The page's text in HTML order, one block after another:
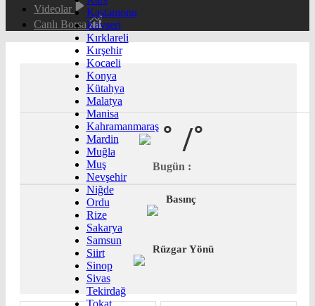
Videolar
Canlı Borsa
Kastamonu
Kayseri
Kırklareli
Kırşehir
Kocaeli
Konya
Kütahya
Malatya
Manisa
Kahramanmaraş
Mardin
Muğla
Muş
Nevşehir
Niğde
Ordu
Rize
Sakarya
Samsun
Siirt
Sinop
Sivas
Tekirdağ
Tokat
˚ /˚
Bugün :
Basınç
Rüzgar Yönü